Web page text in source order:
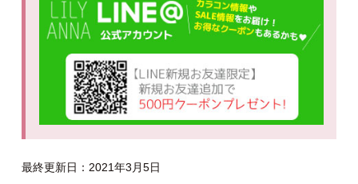
最終更新日：2021年3月5日